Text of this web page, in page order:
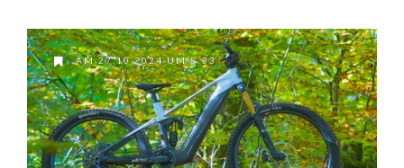
AM 27.10.2024 UM 8:33